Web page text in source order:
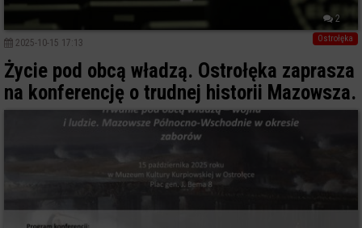
2
Ostrołęka
2025-10-15 17:13
Życie pod obcą władzą. Ostrołęka zaprasza
na konferencję o trudnej historii Mazowsza.